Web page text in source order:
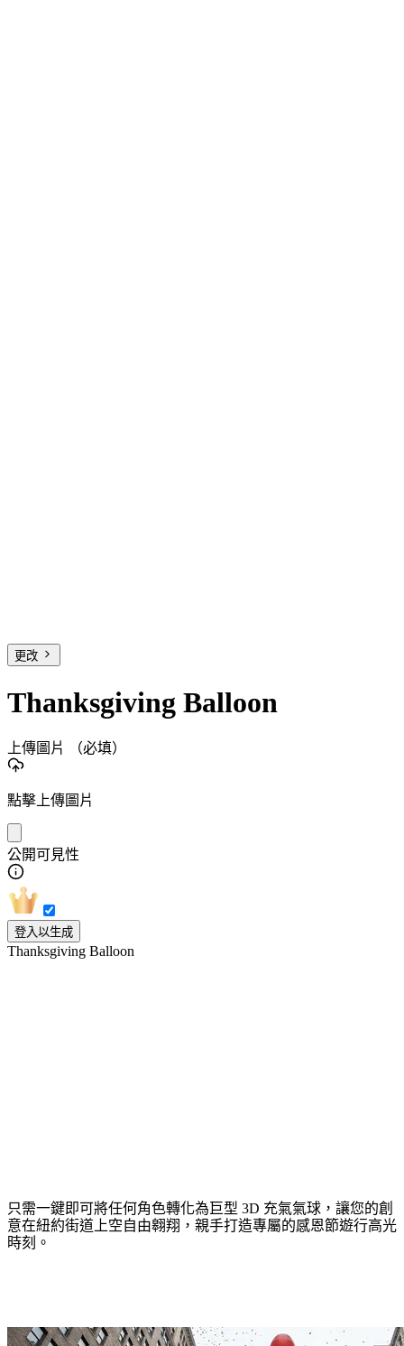
更改
Thanksgiving Balloon
上傳圖片 （必填）
點擊上傳圖片
公開可見性
登入以生成
Thanksgiving Balloon
只需一鍵即可將任何角色轉化為巨型 3D 充氣氣球，讓您的創
意在紐約街道上空自由翱翔，親手打造專屬的感恩節遊行高光
時刻。